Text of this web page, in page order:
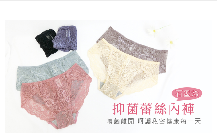
akan dibatalkan secara automatik. Jika permohonan gagal pada
peringkat "semakan manual", ini bermakna kriteria pemarkahan sistem
tidak dipenuhi; butiran penilaian khusus tidak akan didedahkan.
[Arahan Pembayaran]
Pembayaran ansuran melalui OP Pay Later akan dibilkan secara
berasingan dan tidak termasuk dalam bil telekom anda. SMS peringatan
pembayaran akan dihantar selepas kitaran bil bulanan.
Selepas mengakses bil melalui pautan dalam SMS, anda boleh
menyelesaikan pembayaran anda melalui salah satu saluran berikut: kod
Sila ambil perhatian bahawa tempoh pembayaran adalah 14 hari. Walau
bagaimanapun, bagi mereka yang telah memuat turun Aplikasi AFTEE
dan mendaftar sebagai ahli AFTEE boleh menikmati tempoh pembayaran
sehingga 45 hari.
Tempoh pembayaran dikira dari masa kedai meminta pembayaran anda,
ditambah dengan bilangan hari yang boleh dilanjutkan oleh AFTEE. Anda
boleh melanjutkan tempoh pembayaran anda sebelum anda menerima
pesanan. Walau bagaimanapun, tiada jaminan bahawa anda boleh
menerima pesanan anda semasa tempoh pembayaran (cth.: produk
prapesanan atau produk yang mungkin mengambil masa yang lebih
lama untuk dihantar). Oleh itu, anda dikehendaki membuat pembayaran
kepada AFTEE dalam tempoh sama ada anda menerima pesanan.
付款後全家取貨
NT$80/pesanan | Penghantaran percuma untuk pesanan
NT$499 atau lebih
萊爾富取貨付款
NT$80/pesanan | Penghantaran percuma untuk pesanan
NT$799 atau lebih
付款後萊爾富取貨